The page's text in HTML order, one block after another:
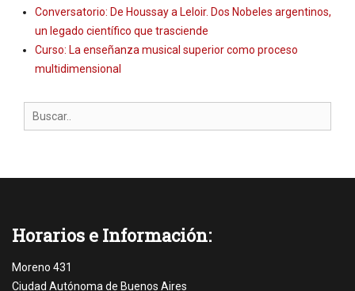
Conversatorio: De Houssay a Leloir. Dos Nobeles argentinos,
un legado científico que trasciende
Curso: La enseñanza musical superior como proceso
multidimensional
Search
for:
Horarios e Información:
Moreno 431
Ciudad Autónoma de Buenos Aires